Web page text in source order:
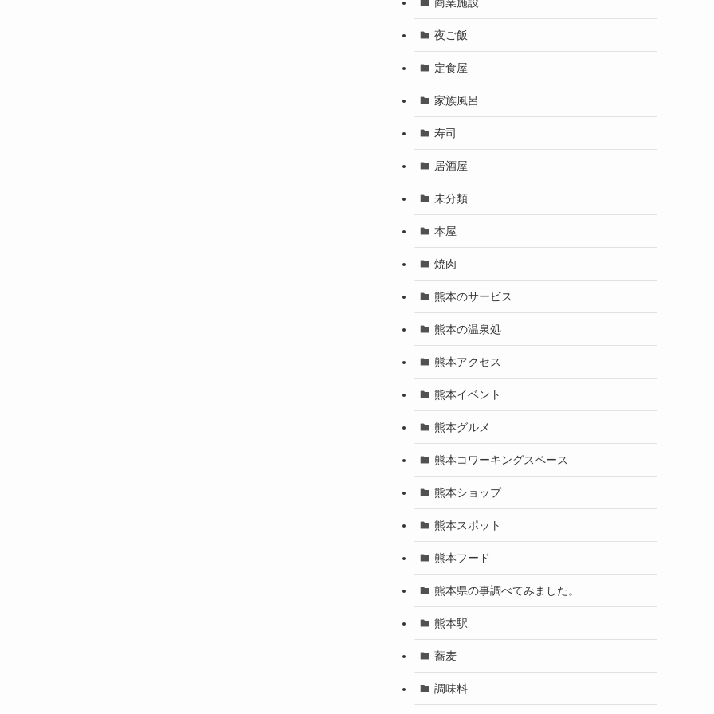
夜ご飯
定食屋
家族風呂
寿司
居酒屋
未分類
本屋
焼肉
熊本のサービス
熊本の温泉処
熊本アクセス
熊本イベント
熊本グルメ
熊本コワーキングスペース
熊本ショップ
熊本スポット
熊本フード
熊本県の事調べてみました。
熊本駅
蕎麦
調味料